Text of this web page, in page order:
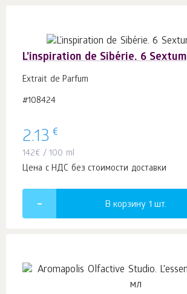
L’inspiration de Sibérie. 6
Extrait de Parfum
#108424
2.13 €
142€ / 100 ml
Цена с НДС без стоимости доставки
В корзину 1 шт.